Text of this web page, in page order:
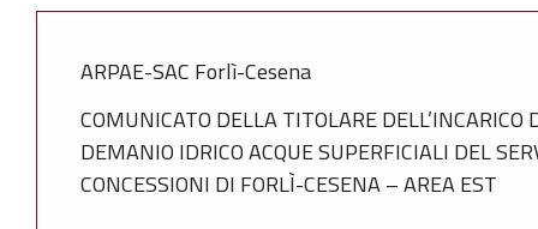
ARPAE-SAC Forlì-Cesena
COMUNICATO DELLA TITOLARE
DEMANIO IDRICO ACQUE SUPERFICIALI DEL
CONCESSIONI DI FORLÌ-CESENA – AREA EST